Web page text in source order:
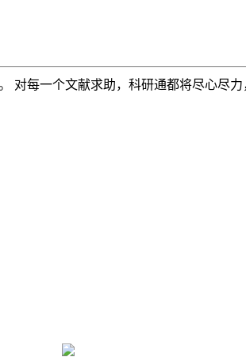
每一个文献求助，科研通都将尽心尽力